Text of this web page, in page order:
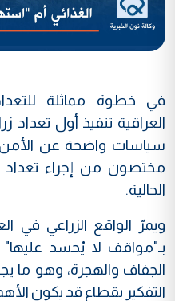
في خطوة مماثلة
سياسات واضحة عن الأمن
مختصون من إجراء
الحالية.
ويمرّ الواقع الزراعي في
بـ"مواقف لا يُحسد
الجفاف والهجرة، وهو ما
التفكير بقطاع قد يكون